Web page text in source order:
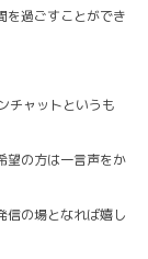
を過ごすことができ
チャットというも
望の方は一言声をか
信の場となれば嬉し